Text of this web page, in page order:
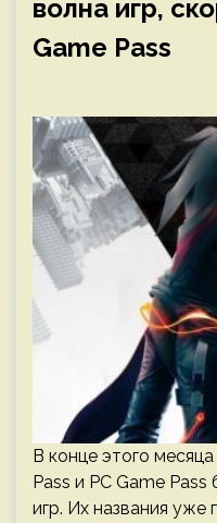
волна игр,
Game Pass
В конце этого
Pass и PC Game
игр. Их названия уже